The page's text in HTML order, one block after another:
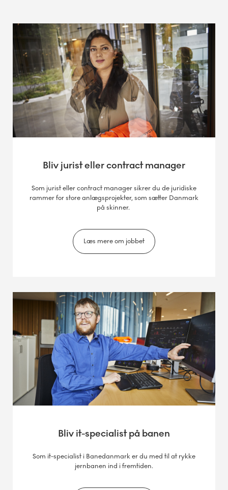
Bliv jurist eller contract manager
Som jurist eller contract manager sikrer du de juridiske
rammer for store anlægsprojekter, som sætter Danmark
på skinner.
Læs mere om jobbet
Bliv it-specialist på banen
Som it-specialist i Banedanmark er du med til at rykke
jernbanen ind i fremtiden.